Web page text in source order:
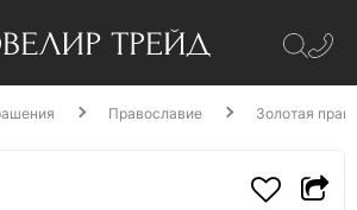
Православие Золотая